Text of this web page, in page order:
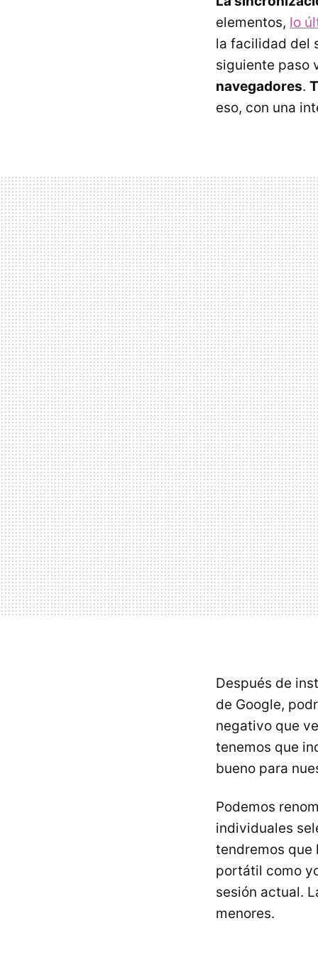
elementos, lo
la facilidad del
siguiente paso
navegadores.
eso, con una
Después de
de Google,
negativo que
tenemos que
bueno para
Podemos
individuales
tendremos que
portátil como
sesión actual.
menores.